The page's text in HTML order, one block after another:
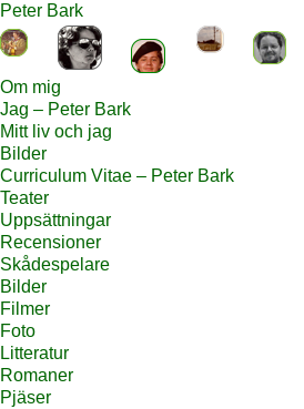
Peter Bark
Om mig
Jag – Peter Bark
Mitt liv och jag
Bilder
Curriculum Vitae – Peter Bark
Teater
Uppsättningar
Recensioner
Skådespelare
Bilder
Filmer
Foto
Litteratur
Romaner
Pjäser